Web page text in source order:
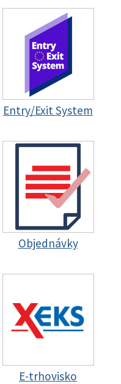
Entry/Exit System
Objednávky
E-trhovisko